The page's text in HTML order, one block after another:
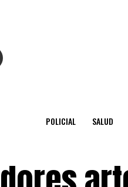
POLICIAL SALUD